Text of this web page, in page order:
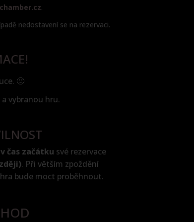
.
nedostavení se na rezervaci.
🙂
a vybranou hru.
čas začátku své rezervace
. Při větším zpoždění
bude moct proběhnout.